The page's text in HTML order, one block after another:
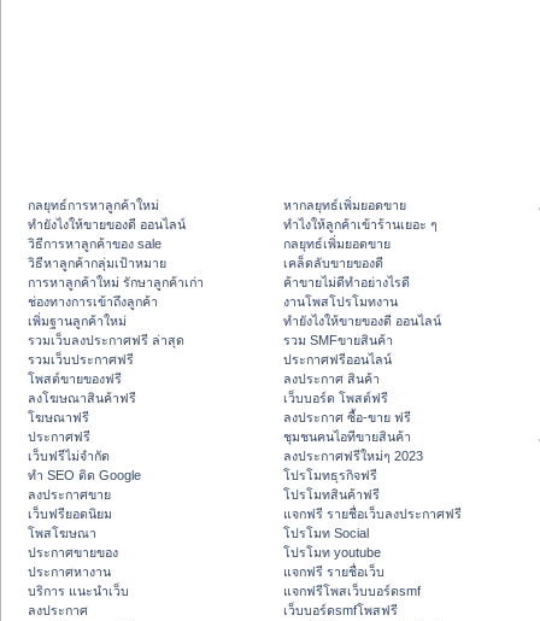
กลยุทธ์การหาลูกค้าใหม่
ทํายังไงให้ขายของดี ออนไลน์
วิธีการหาลูกค้าของ sale
วิธีหาลูกค้ากลุ่มเป้าหมาย
การหาลูกค้าใหม่ รักษาลูกค้าเก่า
ช่องทางการเข้าถึงลูกค้า
เพิ่มฐานลูกค้าใหม่
รวมเว็บลงประกาศฟรี ล่าสุด
รวมเว็บประกาศฟรี
โพสต์ขายของฟรี
ลงโฆษณาสินค้าฟรี
โฆษณาฟรี
ประกาศฟรี
เว็บฟรีไม่จำกัด
ทำ SEO ติด Google
ลงประกาศขาย
เว็บฟรียอดนิยม
โพสโฆษณา
ประกาศขายของ
ประกาศหางาน
บริการ แนะนำเว็บ
ลงประกาศ
หากลยุทธ์เพิ่มยอดขาย
ทําไงให้ลูกค้าเข้าร้านเยอะ ๆ
กลยุทธ์เพิ่มยอดขาย
เคล็ดลับขายของดี
ค้าขายไม่ดีทำอย่างไรดี
งานโพสโปรโมทงาน
ทํายังไงให้ขายของดี ออนไลน์
รวม SMFขายสินค้า
ประกาศฟรีออนไลน์
ลงประกาศ สินค้า
เว็บบอร์ด โพสต์ฟรี
ลงประกาศ ซื้อ-ขาย ฟรี
ชุมชนคนไอทีขายสินค้า
ลงประกาศฟรีใหม่ๆ 2023
โปรโมทธุรกิจฟรี
โปรโมทสินค้าฟรี
แจกฟรี รายชื่อเว็บลงประกาศฟรี
โปรโมท Social
โปรโมท youtube
แจกฟรี รายชื่อเว็บ
แจกฟรีโพสเว็บบอร์ดsmf
เว็บบอร์ดsmfโพสฟรี